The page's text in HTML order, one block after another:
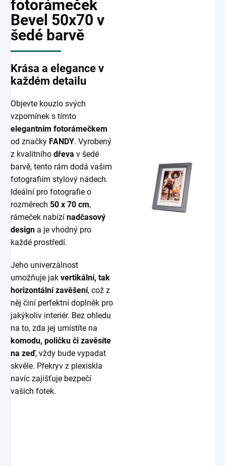
fotorámeček
Bevel 50x70 v
šedé barvě
Krása a elegance v
každém detailu
Objevte kouzlo svých
vzpomínek s tímto
elegantním fotorámečkem
od značky FANDY. Vyrobený
z kvalitního dřeva v šedé
barvě, tento rám dodá vašim
fotografiím stylový nádech.
Ideální pro fotografie o
rozměrech 50 x 70 cm,
rámeček nabízí nadčasový
design a je vhodný pro
každé prostředí.
Jeho univerzálnost
umožňuje jak vertikální, tak
horizontální zavěšení, což z
něj činí perfektní doplněk pro
jakýkoliv interiér. Bez ohledu
na to, zda jej umístíte na
komodu, poličku či zavěsíte
na zeď, vždy bude vypadat
skvěle. Překryv z plexiskla
navíc zajišťuje bezpečí
vašich fotek.